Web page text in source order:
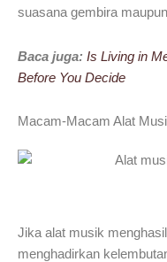
suasana gembira
Baca juga: Is Living in
Before You Decide
Macam-Macam Alat
Jika alat musik
menghadirkan